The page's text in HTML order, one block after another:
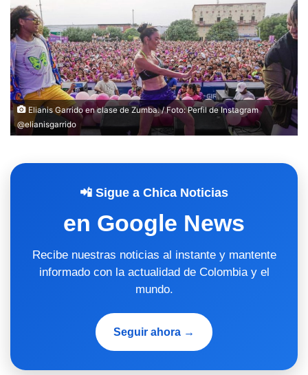
Elianis Garrido en clase de Zumba. / Foto: Perfil de Instagram
@elianisgarrido
📲 Sigue a Chica Noticias
en Google News
Recibe nuestras noticias al instante y mantente
informado con la actualidad de Colombia y el
mundo.
Seguir ahora →